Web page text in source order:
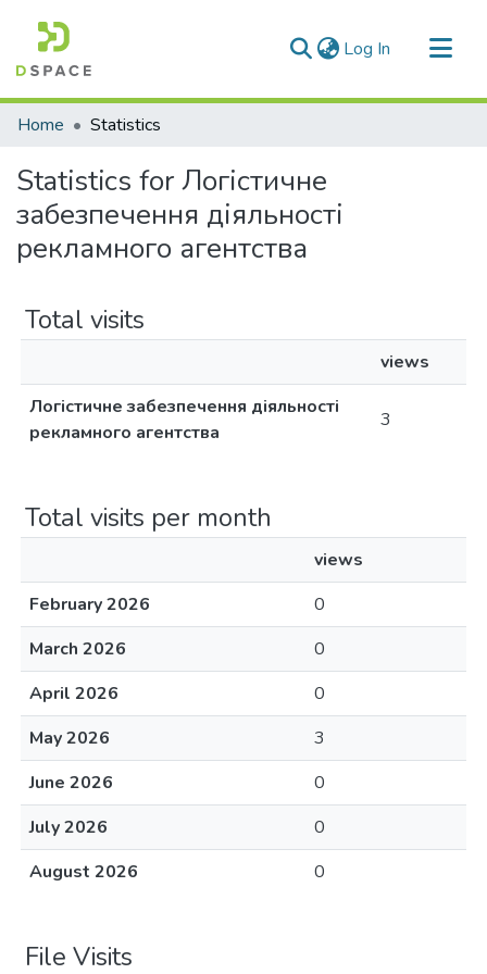
Log In (current)
Communities & Collections
Home Statistics
Statistics for Логістичне
забезпечення діяльності
рекламного агентства
Total visits
views
Логістичне забезпечення діяльності
рекламного агентства
3
Total visits per month
views
February 2026
0
March 2026
0
April 2026
0
May 2026
3
June 2026
0
July 2026
0
August 2026
0
File Visits